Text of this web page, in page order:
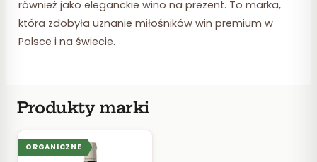
również jako eleganckie wino na prezent. To marka,
która zdobyła uznanie miłośników win premium w
Polsce i na świecie.
Produkty marki
ORGANICZNE